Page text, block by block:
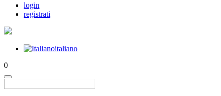
login
registrati
italiano
0